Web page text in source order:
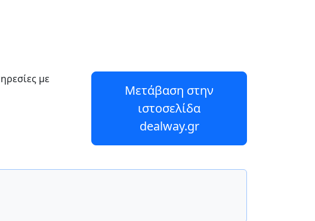
με
Μετάβαση στην
ιστοσελίδα
dealway.gr